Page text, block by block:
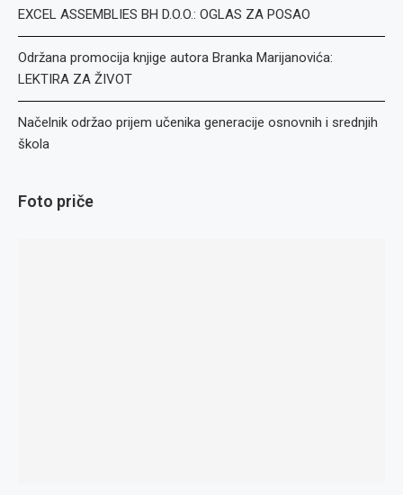
EXCEL ASSEMBLIES BH D.O.O.: OGLAS ZA POSAO
Održana promocija knjige autora Branka Marijanovića:
LEKTIRA ZA ŽIVOT
Načelnik održao prijem učenika generacije osnovnih i srednjih
škola
Foto priče